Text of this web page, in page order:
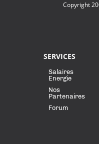
Copyright
SERVICES
Salaires
Energie
Nos
Partenaires
Forum